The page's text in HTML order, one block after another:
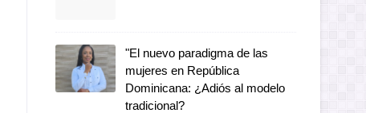
"El nuevo paradigma de las
mujeres en República
Dominicana: ¿Adiós al modelo
tradicional?